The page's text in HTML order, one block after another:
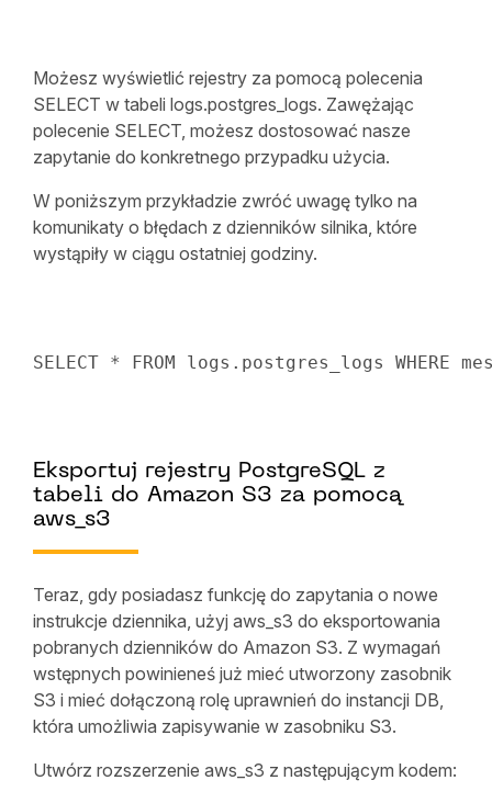
Możesz wyświetlić rejestry za pomocą polecenia
SELECT w tabeli logs.postgres_logs. Zawężając
polecenie SELECT, możesz dostosować nasze
zapytanie do konkretnego przypadku użycia.
W poniższym przykładzie zwróć uwagę tylko na
komunikaty o błędach z dzienników silnika, które
wystąpiły w ciągu ostatniej godziny.
SELECT * FROM logs . postgres_logs WHERE
Eksportuj rejestry PostgreSQL z
tabeli do Amazon S3 za pomocą
aws_s3
Teraz, gdy posiadasz funkcję do zapytania o nowe
instrukcje dziennika, użyj aws_s3 do eksportowania
pobranych dzienników do Amazon S3. Z wymagań
wstępnych powinieneś już mieć utworzony zasobnik
S3 i mieć dołączoną rolę uprawnień do instancji DB,
która umożliwia zapisywanie w zasobniku S3.
Utwórz rozszerzenie aws_s3 z następującym kodem: